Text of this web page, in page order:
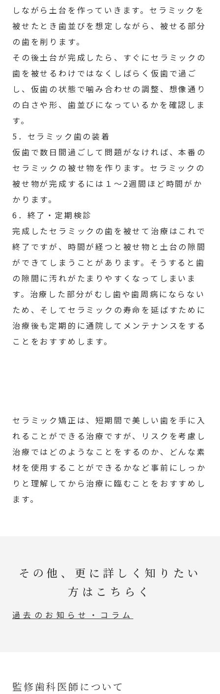
しながら土台を作っていきます。セラミックを
被せたとき歯並びを想定しながら、被せる部分
の歯を削ります。
その後土台が完成したら、すぐにセラミックの
歯を被せるわけではなくしばらく仮歯で過ご
し、仮歯の状態で噛み合わせの調整、想像通り
の白さや形、歯並びになっているかを確認しま
す。
5．セラミック歯の装着
仮歯で数日間過ごして問題がなければ、本番の
セラミックの被せ物を作ります。セラミックの
被せ物が完成するには１～2週間ほど時間がか
かります。
6．終了・定期検診
完成したセラミックの歯を被せて治療はこれで
終了ですが、時間が経つと被せ物と土台の隙間
ができてしまうことがあります。そうすると歯
の隙間に汚れがたまりやすくなってしまいま
す。治療した部分がむし歯や歯周病にならない
ため、そしてセラミックの寿命を延ばすために
治療後も定期的に通院してメンテナンスをする
ことをおすすめします。
セラミック矯正は、短期間で美しい歯を手に入
れることができる治療ですが、リスクを考慮し
治療ではどのようなことをするのか、どんな素
材を使用することができるかなど事前にしっか
りと理解してから治療に臨むことをおすすめし
ます。
その他、更に詳しく知りたい
方はこちらく
過去のお知らせ・コラム
監修歯科医師について